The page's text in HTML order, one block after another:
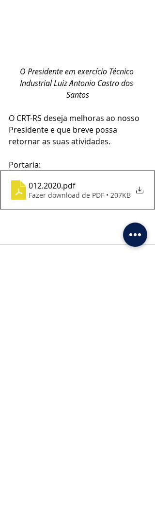
O Presidente em exercício Técnico
Industrial Luiz Antonio Castro dos
Santos
O CRT-RS deseja melhoras ao nosso
Presidente e que breve possa
retornar as suas atividades.
Portaria:
012.2020.pdf
Fazer download de PDF • 207KB